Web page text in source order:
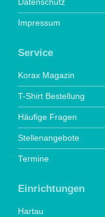
Datenschutz
Impressum
Service
Korax Magazin
T-Shirt Bestellung
Häufige Fragen
Stellenangebote
Termine
Einrichtungen
Hartau